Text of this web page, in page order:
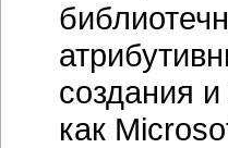
создания
как